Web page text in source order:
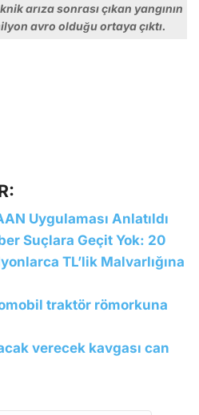
arıza sonrası çıkan yangının
avro olduğu ortaya çıktı.
Uygulaması Anlatıldı
Suçlara Geçit Yok: 20
TL’lik Malvarlığına
traktör römorkuna
verecek kavgası can